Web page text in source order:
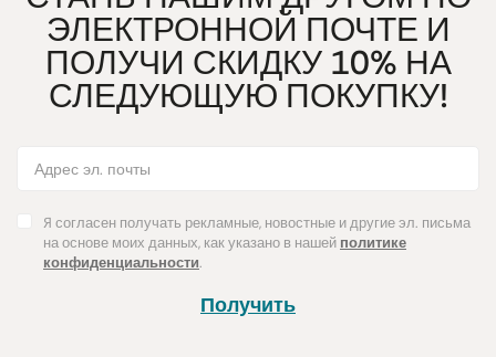
ЭЛЕКТРОННОЙ ПОЧТЕ И
ПОЛУЧИ СКИДКУ 10% НА
СЛЕДУЮЩУЮ ПОКУПКУ!
Я согласен получать рекламные, новостные и другие эл. письма
на основе моих данных, как указано в нашей политике
конфиденциальности.
Получить